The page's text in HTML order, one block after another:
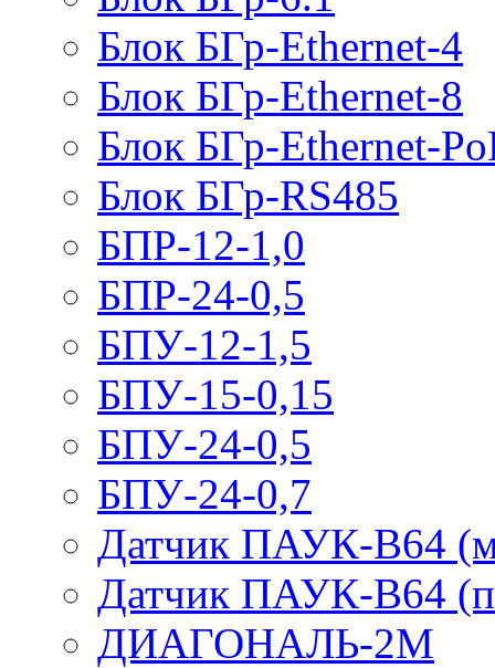
Блок БГр-Ethernet-4
Блок БГр-Ethernet-8
Блок БГр-Ethernet-
Блок БГр-RS485
БПР-12-1,0
БПР-24-0,5
БПУ-12-1,5
БПУ-15-0,15
БПУ-24-0,5
БПУ-24-0,7
Датчик ПАУК-В64
Датчик ПАУК-В64
ДИАГОНАЛЬ-2М